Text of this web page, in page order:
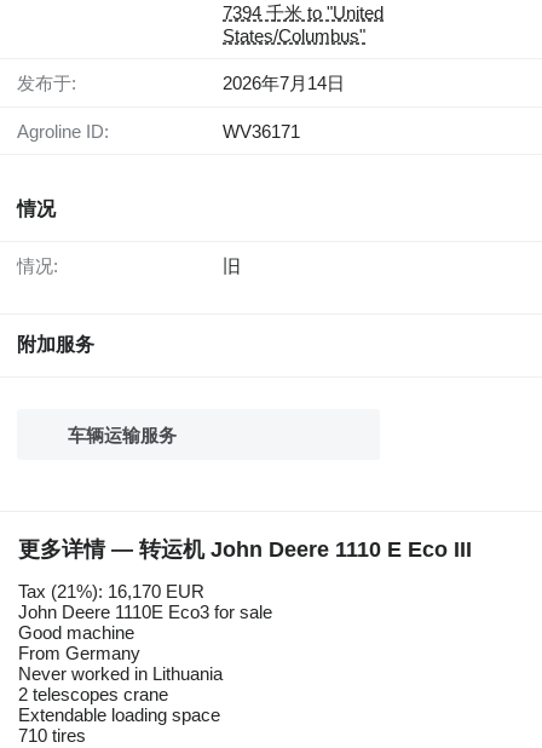
7394 千米 to "United
States/Columbus"
发布于: 2026年7月14日
Agroline ID: WV36171
情况
情况: 旧
附加服务
车辆运输服务
更多详情 — 转运机 John Deere 1110 E Eco III
Tax (21%): 16,170 EUR
John Deere 1110E Eco3 for sale
Good machine
From Germany
Never worked in Lithuania
2 telescopes crane
Extendable loading space
710 tires